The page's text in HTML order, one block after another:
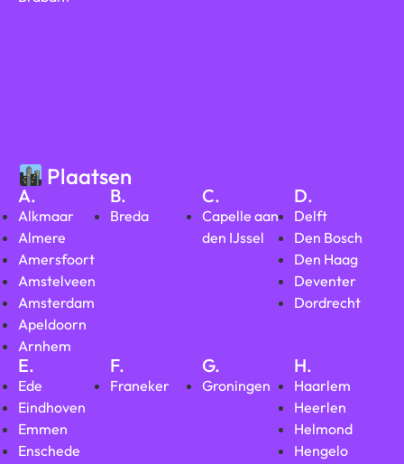
Plaatsen
A.
Alkmaar
Almere
Amersfoort
Amstelveen
Amsterdam
Apeldoorn
Arnhem
B.
Breda
C.
Capelle aan
den IJssel
D.
Delft
Den Bosch
Den Haag
Deventer
Dordrecht
E.
Ede
Eindhoven
Emmen
Enschede
F.
Franeker
G.
Groningen
H.
Haarlem
Heerlen
Helmond
Hengelo